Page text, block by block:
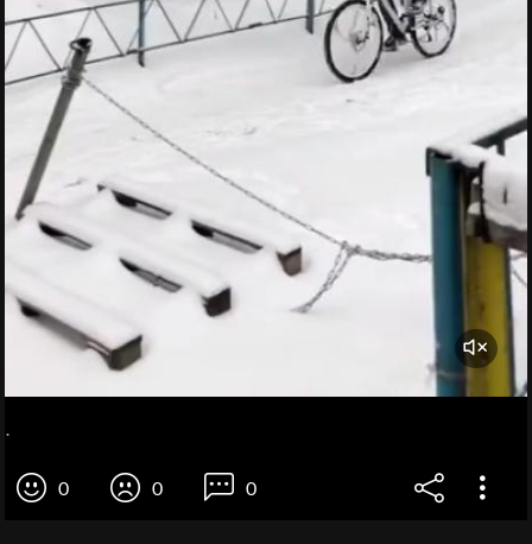
.
0 0 0